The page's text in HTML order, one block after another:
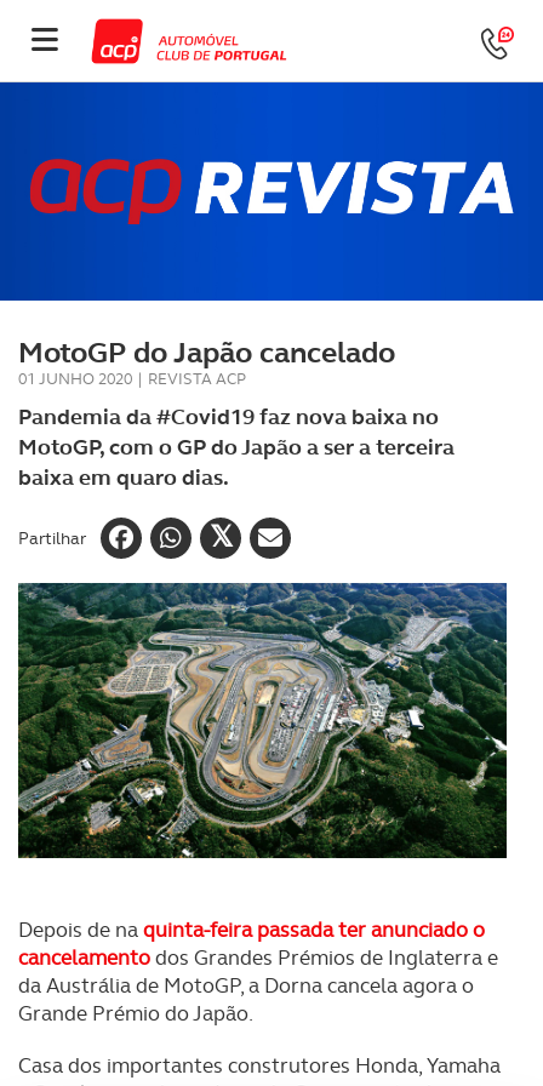
MotoGP do Japão cancelado
01 JUNHO 2020 | REVISTA ACP
Pandemia da #Covid19 faz nova baixa no
MotoGP, com o GP do Japão a ser a terceira
baixa em quaro dias.
Partilhar
Depois de naquinta-feira passada ter anunciado o
cancelamentodos Grandes Prémios de Inglaterra e
da Austrália de MotoGP, a Dorna cancela agora o
Grande Prémio do Japão.
Casa dos importantes construtores Honda, Yamaha